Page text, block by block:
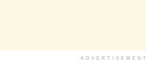
ADVERTISEMENT